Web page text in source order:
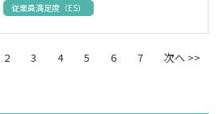
従業員満足度（ES）
2 3 4 5 6 7 次へ >>